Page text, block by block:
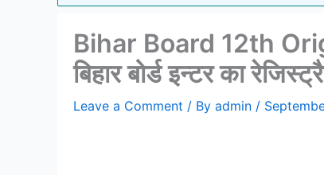
Bihar Board 12th
बिहार बोर्ड इन्टर का
Leave a Comment / By admin /